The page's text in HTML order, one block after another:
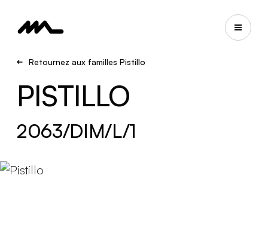
Retournez aux familles Pistillo
PISTILLO
2063/DIM/L/1